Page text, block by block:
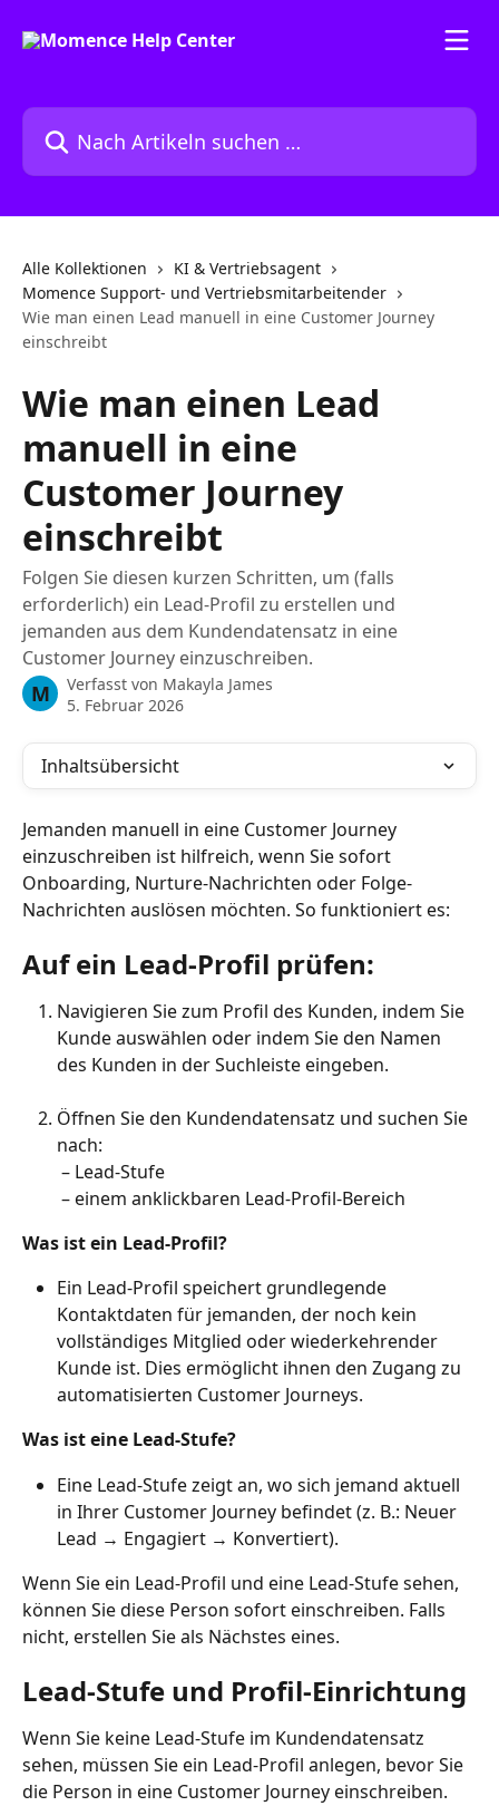
Nach Artikeln suchen …
Alle Kollektionen
KI & Vertriebsagent
Momence Support- und Vertriebsmitarbeitende​r
Wie man einen Lead manuell in eine Customer Journey
einschreibt
Wie man einen Lead
manuell in eine
Customer Journey
einschreibt
Folgen Sie diesen kurzen Schritten, um (falls
erforderlich) ein Lead-Profil zu erstellen und
jemanden aus dem Kundendatensatz in eine
Customer Journey einzuschreiben.
M Verfasst von Makayla James
5. Februar 2026
Inhaltsübersicht
Jemanden manuell in eine Customer Journey
einzuschreiben ist hilfreich, wenn Sie sofort
Onboarding, Nurture-Nachrichten oder Folge-
Nachrichten auslösen möchten. So funktioniert es:
Auf ein Lead-Profil prüfen:
Navigieren Sie zum Profil des Kunden, indem Sie
Kunde auswählen oder indem Sie den Namen
des Kunden in der Suchleiste eingeben.
Öffnen Sie den Kundendatensatz und suchen Sie
nach:
– Lead-Stufe
– einem anklickbaren Lead-Profil-Bereich
Was ist ein Lead-Profil?
Ein Lead-Profil speichert grundlegende
Kontaktdaten für jemanden, der noch kein
vollständiges Mitglied oder wiederkehrender
Kunde ist. Dies ermöglicht ihnen den Zugang zu
automatisierten Customer Journeys.
Was ist eine Lead-Stufe?
Eine Lead-Stufe zeigt an, wo sich jemand aktuell
in Ihrer Customer Journey befindet (z. B.: Neuer
Lead → Engagiert → Konvertiert).
Wenn Sie ein Lead-Profil und eine Lead-Stufe sehen,
können Sie diese Person sofort einschreiben. Falls
nicht, erstellen Sie als Nächstes eines.
Lead-Stufe und Profil-Einrichtung
Wenn Sie keine Lead-Stufe im Kundendatensatz
sehen, müssen Sie ein Lead-Profil anlegen, bevor Sie
die Person in eine Customer Journey einschreiben.